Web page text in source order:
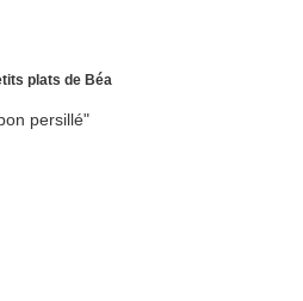
plats de Béa